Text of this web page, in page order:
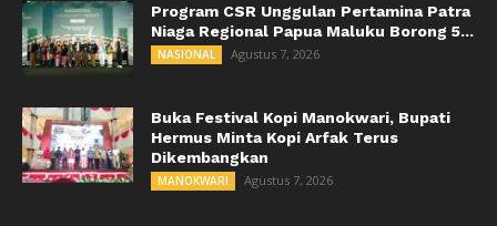
Program CSR Unggulan Pertamina Patra
Niaga Regional Papua Maluku Borong 5...
NASIONAL Agustus 7, 2026
Buka Festival Kopi Manokwari, Bupati
Hermus Minta Kopi Arfak Terus
Dikembangkan
MANOKWARI Agustus 7, 2026